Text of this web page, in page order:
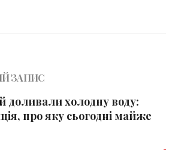
ЗАПИС
доливали холодну воду:
про яку сьогодні майже